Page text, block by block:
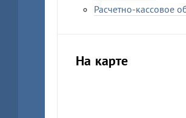
Расчетно-кассовое
На карте